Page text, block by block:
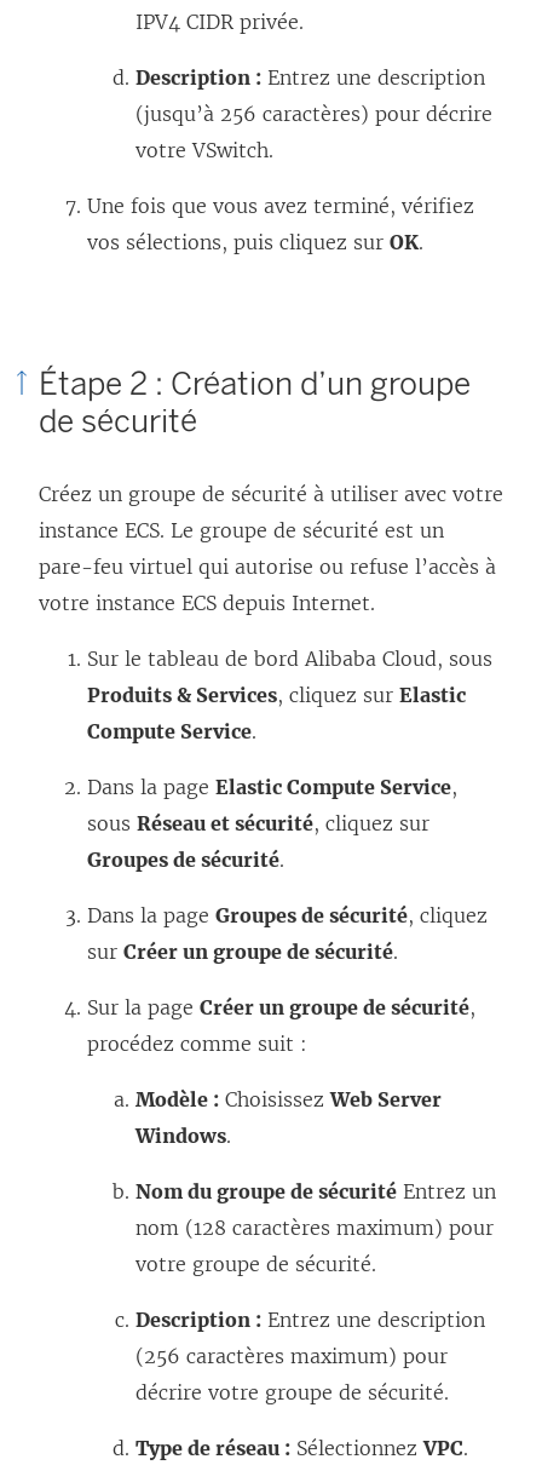
IPV4 CIDR privée.
Description : Entrez une description
(jusqu’à 256 caractères) pour décrire
votre VSwitch.
Une fois que vous avez terminé, vérifiez
vos sélections, puis cliquez sur OK.
Étape 2 : Création d’un groupe
de sécurité
Créez un groupe de sécurité à utiliser avec votre
instance ECS. Le groupe de sécurité est un
pare-feu virtuel qui autorise ou refuse l’accès à
votre instance ECS depuis Internet.
Sur le tableau de bord Alibaba Cloud, sous
Produits & Services, cliquez sur Elastic
Compute Service.
Dans la page Elastic Compute Service,
sous Réseau et sécurité, cliquez sur
Groupes de sécurité.
Dans la page Groupes de sécurité, cliquez
sur Créer un groupe de sécurité.
Sur la page Créer un groupe de sécurité,
procédez comme suit :
Modèle : ChoisissezWeb Server
Windows.
Nom du groupe de sécurité Entrez un
nom (128 caractères maximum) pour
votre groupe de sécurité.
Description : Entrez une description
(256 caractères maximum) pour
décrire votre groupe de sécurité.
Type de réseau : SélectionnezVPC.